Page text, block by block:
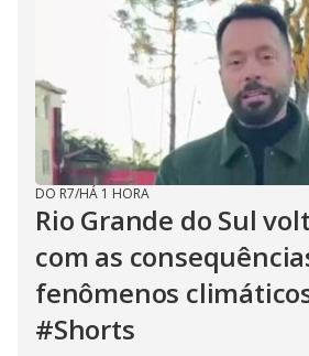
DO R7/HÁ 1 HORA
Rio Grande do Sul
com as
fenômenos
#Shorts